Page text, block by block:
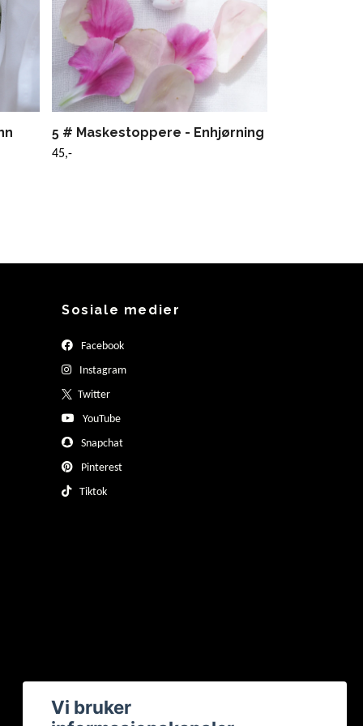
5 # Maskestoppere - Enhjørning
45,-
Sosiale medier
Facebook
Instagram
Twitter
YouTube
Snapchat
Pinterest
Tiktok
Vi bruker